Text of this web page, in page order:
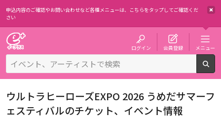
申込内容のご確認やお問い合わせなど各種メニューは、 こちらをタップしてご確認くだ
さい
ログイン 会員登録 メニュー
ウルトラヒーローズEXPO 2026 うめだサマーフ
ェスティバルのチケット、イベント情報